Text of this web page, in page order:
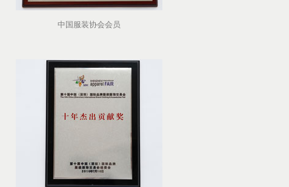
中国服装协会会员